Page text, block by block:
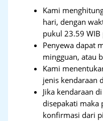
Kami
hari, dengan
pukul 23.59 WIB
Penyewa dapat
mingguan, atau
Kami
jenis kendaraan
Jika kendaraan
disepakati maka
konfirmasi dari